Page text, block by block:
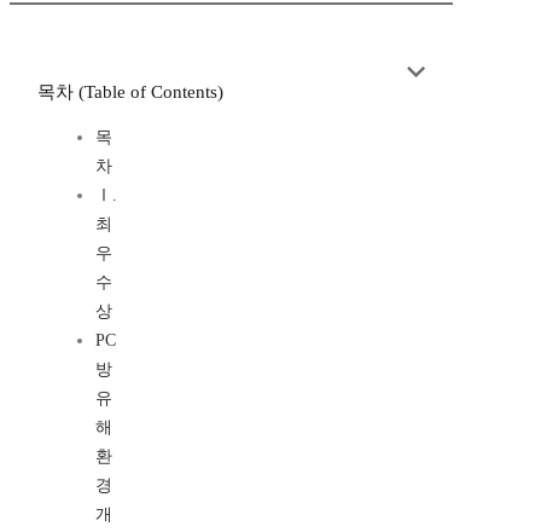
목차 (Table of Contents)
목
차
Ⅰ.
최
우
수
상
PC
방
유
해
환
경
개